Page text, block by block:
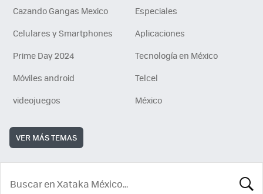
Cazando Gangas Mexico
Especiales
Celulares y Smartphones
Aplicaciones
Prime Day 2024
Tecnología en México
Móviles android
Telcel
videojuegos
México
VER MÁS TEMAS